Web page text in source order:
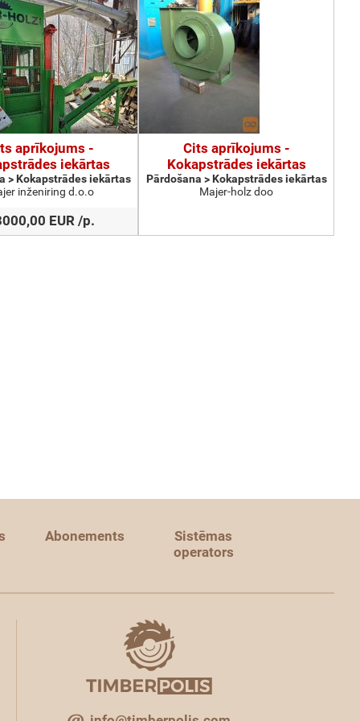
aprīkojums -
iekārtas
> Kokapstrādes iekārtas
inženiring d.o.o
EUR /p.
Cits aprīkojums -
Kokapstrādes iekārtas
Pārdošana > Kokapstrādes iekārtas
Majer-holz doo
Abonements
Sistēmas
operators